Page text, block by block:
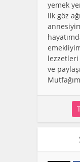
yemek
ilk göz
lezzetleri
ve